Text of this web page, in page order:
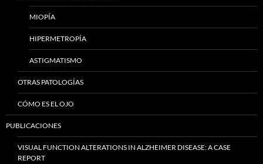
MIOPÍA
HIPERMETROPÍA
ASTIGMATISMO
OTRAS PATOLOGÍAS
CÓMO ES EL OJO
PUBLICACIONES
VISUAL FUNCTION ALTERATIONS IN ALZHEIMER DISEASE: A CASE
REPORT